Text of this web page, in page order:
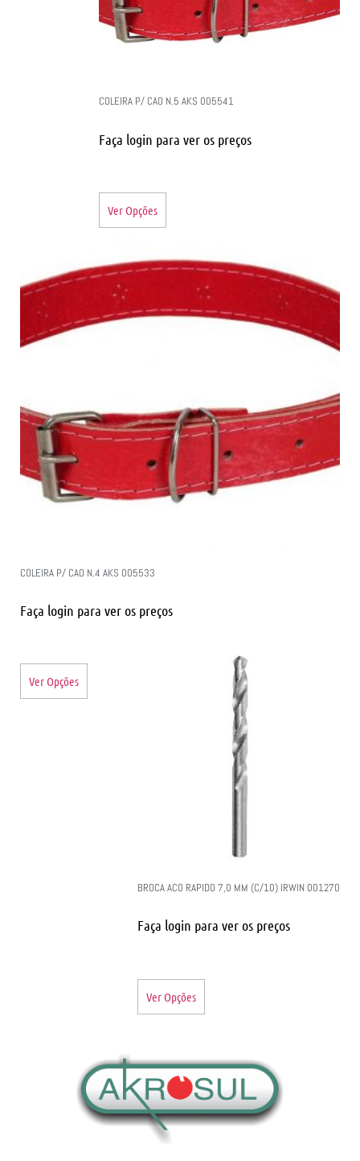
COLEIRA P/ CAO N.5 AKS 005541
Faça login para ver os preços
Ver Opções
COLEIRA P/ CAO N.4 AKS 005533
Faça login para ver os preços
Ver Opções
BROCA ACO RAPIDO 7,0 MM (C/10) IRWIN 001270
Faça login para ver os preços
Ver Opções